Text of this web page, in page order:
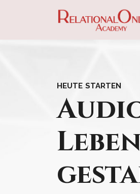
HEUTE STARTEN